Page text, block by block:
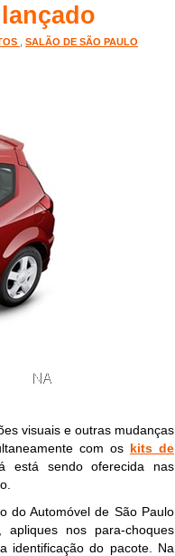
SALÃO DE SÃO PAULO
visuais e outras mudanças
com os kits de
está sendo oferecida nas
do Automóvel de São Paulo
nos para-choques
identificação do pacote. Na